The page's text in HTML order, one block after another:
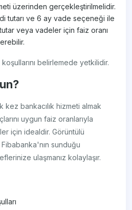
üzerinden gerçekleştirilmelidir.
tutarı ve 6 ay vade seçeneği ile
tutar veya vadeler için faiz oranı
belirlemede yetkilidir.
bankacılık hizmeti almak
uygun faiz oranlarıyla
için idealdir. Görüntülü
Fibabanka'nın sunduğu
ulaşmanız kolaylaşır.